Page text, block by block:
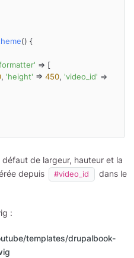
() {
=> [
, 'height' => 450, 'video_id'
de largeur, hauteur et la
depuis
#video_id
dans le
:
templates/drupalbook-